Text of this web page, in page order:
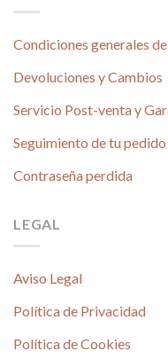
Condiciones generales
Devoluciones y Cambios
Servicio Post-venta y
Seguimiento de tu pedido
Contraseña perdida
LEGAL
Aviso Legal
Política de Privacidad
Política de Cookies